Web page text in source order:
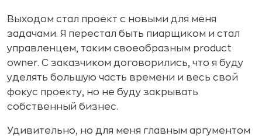
Выходом стал проект с новыми для меня
задачами. Я перестал быть пиарщиком и стал
управленцем, таким своеобразным product
owner. С заказчиком договорились, что я буду
уделять большую часть времени и весь свой
фокус проекту, но не буду закрывать
собственный бизнес.
Удивительно, но для меня главным аргументом